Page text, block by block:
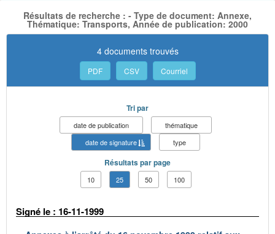
Résultats de recherche : - Type de document: Annexe,
Thématique: Transports, Année de publication: 2000
4 documents trouvés
PDF CSV Courriel
Tri par
date de publication
thématique
date de signature
type
Résultats par page
10 25 50 100
Signé le : 16-11-1999